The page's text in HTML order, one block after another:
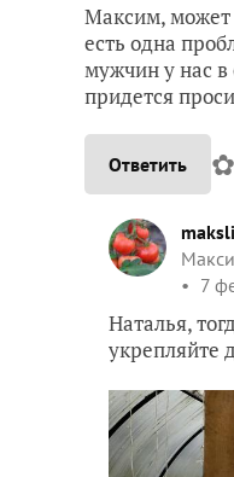
Максим, может
есть одна
мужчин у нас в
придется
Ответить ✿
7
Наталья,
укрепляйте